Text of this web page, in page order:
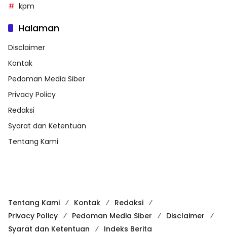
kpm
Halaman
Disclaimer
Kontak
Pedoman Media Siber
Privacy Policy
Redaksi
Syarat dan Ketentuan
Tentang Kami
Tentang Kami Kontak
Redaksi
Privacy Policy
Pedoman Media Siber
Disclaimer
Syarat dan Ketentuan
Indeks Berita